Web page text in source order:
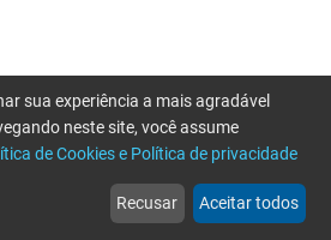
web
Notícias
more_horiz
Mais
sua experiência a mais agradável
neste site, você assume
de Cookies e Política de privacidade
Recusar Aceitar todos
por favor tente novamente